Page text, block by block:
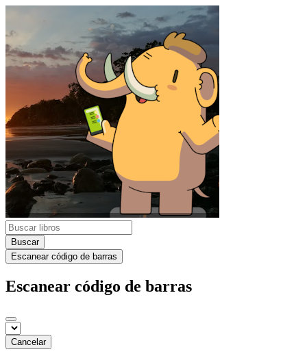
Buscar
Escanear código de barras
Escanear código de barras
Cancelar